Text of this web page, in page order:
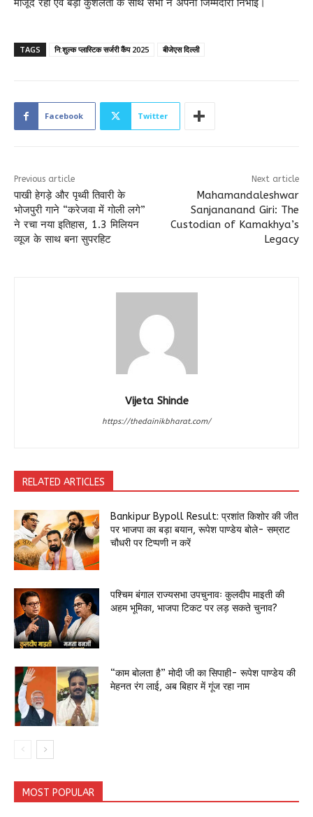
मौजूद रही एवं बड़ी कुशलता के साथ सभी ने अपनी जिम्मेदारी निभाई।
TAGS नि:शुल्क प्लास्टिक सर्जरी कैंप 2025 बीजेएस दिल्ली
Facebook Twitter
Previous article
पाखी हेगड़े और पृथ्वी तिवारी के
भोजपुरी गाने “करेजवा में गोली लगे”
ने रचा नया इतिहास, 1.3 मिलियन
व्यूज के साथ बना सुपरहिट
Next article
Mahamandaleshwar
Sanjananand Giri: The
Custodian of Kamakhya’s
Legacy
Vijeta Shinde
https://thedainikbharat.com/
RELATED ARTICLES
Bankipur Bypoll Result: प्रशांत किशोर की जीत
पर भाजपा का बड़ा बयान, रूपेश पाण्डेय बोले- सम्राट
चौधरी पर टिप्पणी न करें
पश्चिम बंगाल राज्यसभा उपचुनावः कुलदीप माइती की
अहम भूमिका, भाजपा टिकट पर लड़ सकते चुनाव?
“काम बोलता है” मोदी जी का सिपाही- रूपेश पाण्डेय की
मेहनत रंग लाई, अब बिहार में गूंज रहा नाम
MOST POPULAR